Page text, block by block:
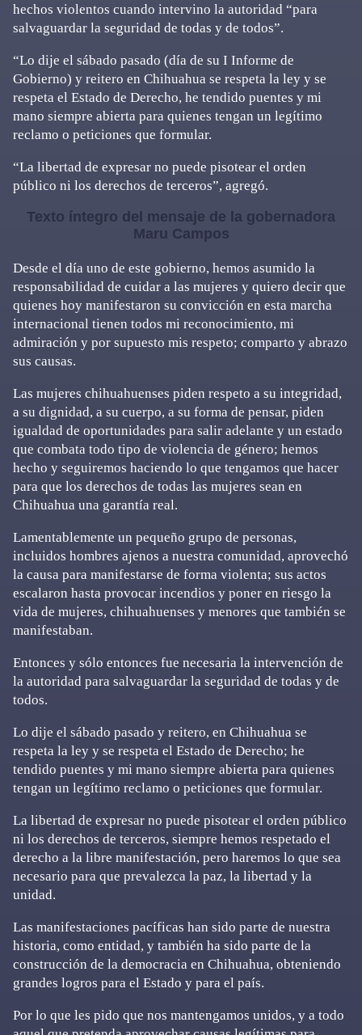
hechos violentos cuando intervino la autoridad “para
salvaguardar la seguridad de todas y de todos”.
“Lo dije el sábado pasado (día de su I Informe de
Gobierno) y reitero en Chihuahua se respeta la ley y se
respeta el Estado de Derecho, he tendido puentes y mi
mano siempre abierta para quienes tengan un legítimo
reclamo o peticiones que formular.
“La libertad de expresar no puede pisotear el orden
público ni los derechos de terceros”, agregó.
Texto íntegro del mensaje de la gobernadora
Maru Campos
Desde el día uno de este gobierno, hemos asumido la
responsabilidad de cuidar a las mujeres y quiero decir que
quienes hoy manifestaron su convicción en esta marcha
internacional tienen todos mi reconocimiento, mi
admiración y por supuesto mis respeto; comparto y abrazo
sus causas.
Las mujeres chihuahuenses piden respeto a su integridad,
a su dignidad, a su cuerpo, a su forma de pensar, piden
igualdad de oportunidades para salir adelante y un estado
que combata todo tipo de violencia de género; hemos
hecho y seguiremos haciendo lo que tengamos que hacer
para que los derechos de todas las mujeres sean en
Chihuahua una garantía real.
Lamentablemente un pequeño grupo de personas,
incluidos hombres ajenos a nuestra comunidad, aprovechó
la causa para manifestarse de forma violenta; sus actos
escalaron hasta provocar incendios y poner en riesgo la
vida de mujeres, chihuahuenses y menores que también se
manifestaban.
Entonces y sólo entonces fue necesaria la intervención de
la autoridad para salvaguardar la seguridad de todas y de
todos.
Lo dije el sábado pasado y reitero, en Chihuahua se
respeta la ley y se respeta el Estado de Derecho; he
tendido puentes y mi mano siempre abierta para quienes
tengan un legítimo reclamo o peticiones que formular.
La libertad de expresar no puede pisotear el orden público
ni los derechos de terceros, siempre hemos respetado el
derecho a la libre manifestación, pero haremos lo que sea
necesario para que prevalezca la paz, la libertad y la
unidad.
Las manifestaciones pacíficas han sido parte de nuestra
historia, como entidad, y también ha sido parte de la
construcción de la democracia en Chihuahua, obteniendo
grandes logros para el Estado y para el país.
Por lo que les pido que nos mantengamos unidos, y a todo